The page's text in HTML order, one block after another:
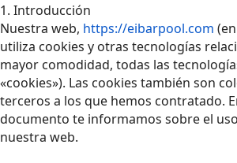
1. Introducción
Nuestra web, https://eibarpool.com
utiliza cookies y otras tecnologías
mayor comodidad, todas las
«cookies»). Las cookies también son
terceros a los que hemos contratado.
documento te informamos sobre el
nuestra web.